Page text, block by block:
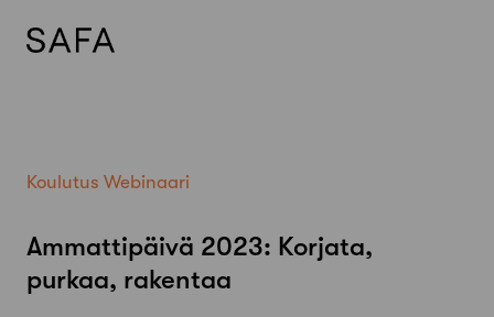
Koulutus Webinaari
Ammattipäivä 2023: Korjata,
purkaa, rakentaa